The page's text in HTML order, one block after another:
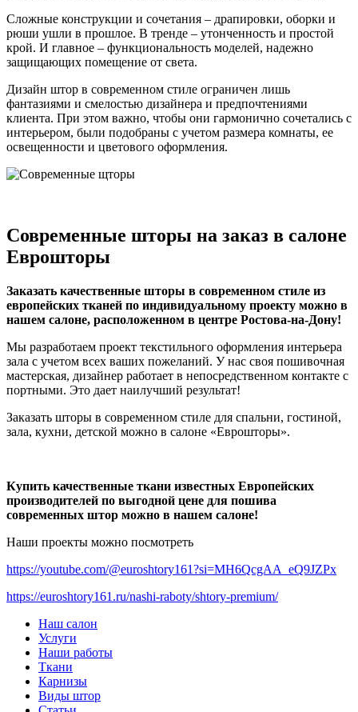
Сложные конструкции и сочетания – драпировки, оборки и
рюши ушли в прошлое. В тренде – утонченность и простой
крой. И главное – функциональность моделей, надежно
защищающих помещение от света.
Дизайн штор в современном стиле ограничен лишь
фантазиями и смелостью дизайнера и предпочтениями
клиента. При этом важно, чтобы они гармонично сочетались с
интерьером, были подобраны с учетом размера комнаты, ее
освещенности и цветового оформления.
Современные шторы на заказ в салоне
Еврошторы
Заказать качественные шторы в современном стиле из
европейских тканей по индивидуальному проекту можно в
нашем салоне, расположенном в центре Ростова-на-Дону!
Мы разработаем проект текстильного оформления интерьера
зала с учетом всех ваших пожеланий. У нас своя пошивочная
мастерская, дизайнер работает в непосредственном контакте с
портными. Это дает наилучший результат!
Заказать шторы в современном стиле для спальни, гостиной,
зала, кухни, детской можно в салоне «Еврошторы».
Купить качественные ткани известных Европейских
производителей по выгодной цене для пошива
современных штор можно в нашем салоне!
Наши проекты можно посмотреть
https://youtube.com/@euroshtory161?si=MH6QcgAA_eQ9JZPx
https://euroshtory161.ru/nashi-raboty/shtory-premium/
Наш салон
Услуги
Наши работы
Ткани
Карнизы
Виды штор